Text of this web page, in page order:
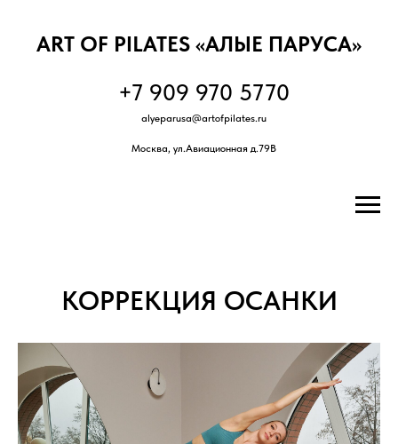
ART OF PILATES «АЛЫЕ ПАРУСА»
+7 909 970 5770
alyeparusa@artofpilates.ru
Москва, ул.Авиационная д.79В
КОРРЕКЦИЯ ОСАНКИ